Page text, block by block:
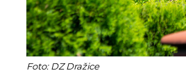
Foto: DZ Dražice